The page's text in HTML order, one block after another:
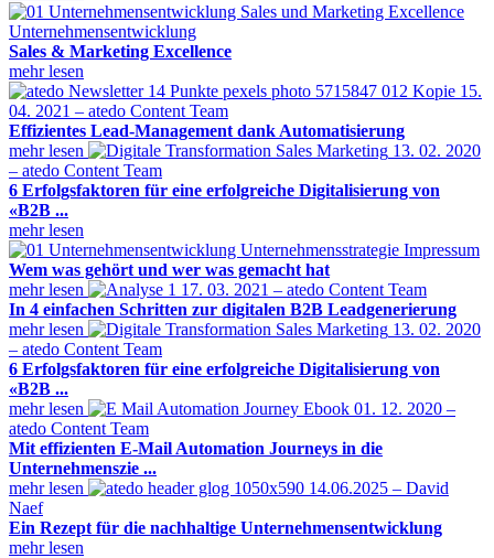
Unternehmensentwicklung
Sales & Marketing Excellence
mehr lesen
15.
04. 2021 – atedo Content Team
Effizientes Lead-Management dank Automatisierung
mehr lesen
13. 02. 2020
– atedo Content Team
6 Erfolgsfaktoren für eine erfolgreiche Digitalisierung von
«B2B ...
mehr lesen
Impressum
Wem was gehört und wer was gemacht hat
mehr lesen
17. 03. 2021 – atedo Content Team
In 4 einfachen Schritten zur digitalen B2B Leadgenerierung
mehr lesen
13. 02. 2020
– atedo Content Team
6 Erfolgsfaktoren für eine erfolgreiche Digitalisierung von
«B2B ...
mehr lesen
01. 12. 2020 –
atedo Content Team
Mit effizienten E-Mail Automation Journeys in die
Unternehmenszie ...
mehr lesen
14.06.2025 – David
Naef
Ein Rezept für die nachhaltige Unternehmensentwicklung
mehr lesen